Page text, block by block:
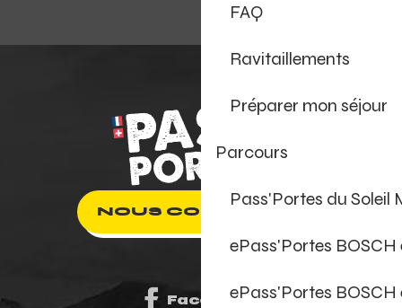
FAQ
Ravitaillements
Préparer mon séjour
Parcours
Pass'Portes du Soleil
ePass'Portes
ePass'Portes
NOUS CONTACTER
Facebook